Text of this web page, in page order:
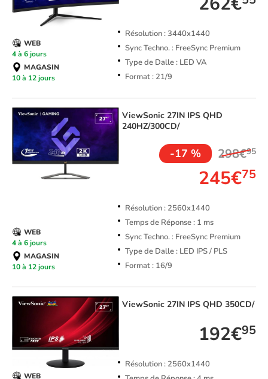
Résolution : 3440x1440
Sync Techno. : FreeSync Premium
Type de Dalle : LED VA
Format : 21/9
WEB
4 à 6 jours
MAGASIN
10 à 12 jours
ViewSonic 27IN IPS QHD
240HZ/300CD/
-17 % 298€95
245€75
Résolution : 2560x1440
Temps de Réponse : 1 ms
Sync Techno. : FreeSync Premium
Type de Dalle : LED IPS / PLS
Format : 16/9
WEB
4 à 6 jours
MAGASIN
10 à 12 jours
ViewSonic 27IN IPS QHD 350CD/
192€95
Résolution : 2560x1440
WEB